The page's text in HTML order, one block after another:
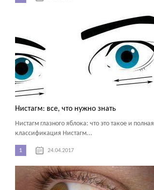
Нистагм: все, что нужно знать
Нистагм глазного яблока: что это такое и полная
классификация Нистагм...
1 24.04.2017